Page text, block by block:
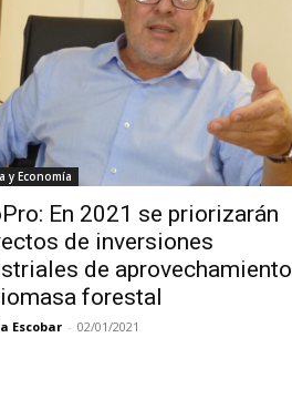
y Economía
En 2021 se priorizarán
de inversiones
de aprovechamiento
forestal
Escobar - 02/01/2021